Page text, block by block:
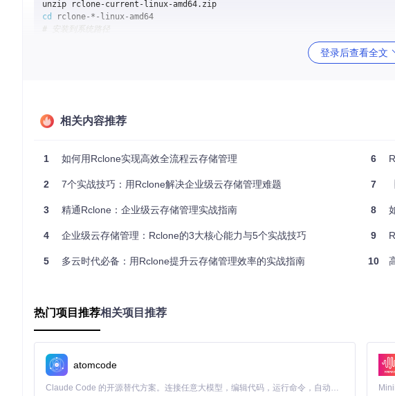
cd
# 安装到系统路径
sudo
rclone version
- os/version: ubuntu 22.04 (64 bit)
- os/kernel: 5.15.0-78-generic (x86_64)
- os/type: linux
- os/arch: amd64
- go/version: go1.21.0
- go/linking: static
# 使用Homebrew安装
⚠️ 注意：Homebrew版本的Rclone可能不支持mount功能，如果需要挂载云存储，请
Windows系统安装
登录后查看全文
相关内容推荐
1 如何用Rclone实现高效全流程云存储管理
2 7个实战技巧：用Rclone解决企业级云存储管理难题
3 精通Rclone：企业级云存储管理实战指南
4 企业级云存储管理：Rclone的3大核心能力与5个实战技巧
5 多云时代必备：用Rclone提升云存储管理效率的实战指南
6
7
8
9
10
热门项目推荐相关项目推荐
atomcode
Claude Code 的开源替代方案。连接任意大模型，编辑代码，运行命令，自动验证 — 全自动执行。用 Rust 构建，极致性能。 ｜ An open-source alternative to Claude Code. Connect any LLM, edit code, run commands, and verify changes — autonomously. Built in Rust for speed. Get Started